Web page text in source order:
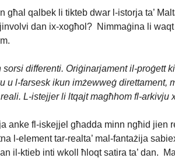
għal qalbek li tikteb dwar l-istorja ta’
dan ix-xogħol? Nimmaġina li
differenti. Oriġinarjament il-proġett
u l-farsesk ikun imżewweġ
L-istejjer li ltqajt magħhom fl-arkivju
anke fl-iskejjel għadda minn ngħid
l-element tar-realta’ mal-fantażija
il-ktieb inti wkoll ħloqt satira ta’ dan.